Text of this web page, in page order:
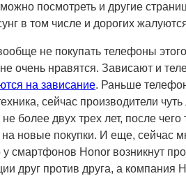
посмотреть и другие
в том числе и дорогих
не покупать телефоны
очень нравятся. Зависают и
на зависание. Раньше
сейчас производители
более двух трех лет, после
новые покупки. И еще, сейчас
смартфонов Honor возникнут
друг против друга, а компания